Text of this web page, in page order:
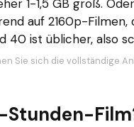
1-1,5 GB groß.
auf 2160p-
40 ist üblicher, also
Sie sich die vollständige
Stunden-